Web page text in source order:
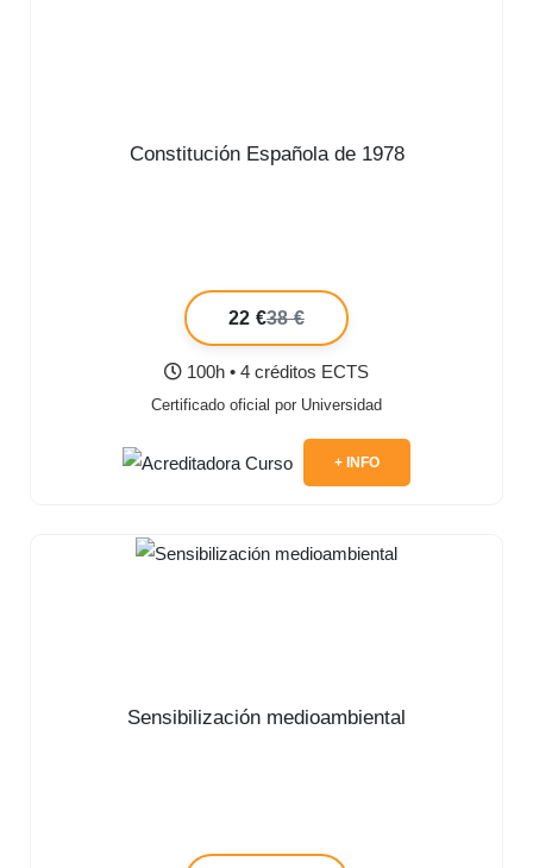
Constitución Española de 1978
22 €38 €
100h • 4 créditos ECTS
Certificado oficial por Universidad
+ INFO
Sensibilización medioambiental